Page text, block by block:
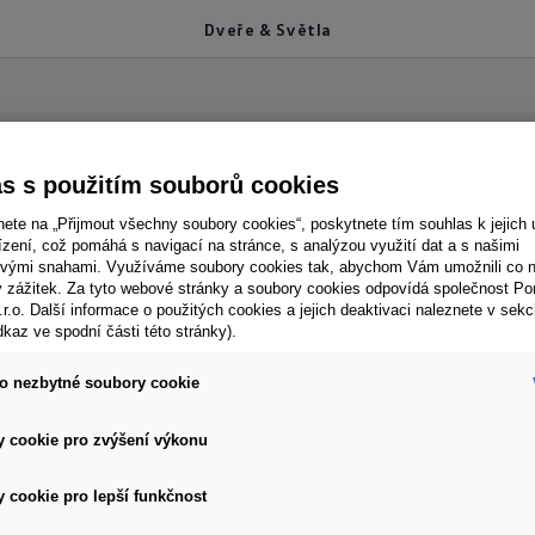
Dveře & Světla
světla?To se dá snadno zkontrolovat
domů a nejste si jisti, zda jste Vaše vozidlo
aplikace můžete totiž jednoduše a
importérem značky Volkswagen Užitkové vozy (Porsche
s použitím souborů cookies
na „Přijmout všechny soubory cookies“, poskytnete tím souhlas k jejich
což pomáhá s navigací na stránce, s analýzou využití dat a s našimi
snahami. Využíváme soubory cookies tak, abychom Vám umožnili co
zážitek. Za tyto webové stránky a soubory cookies odpovídá společnost
Další informace o použitých cookies a jejich deaktivaci naleznete v
ve spodní části této stránky).
nezbytné soubory cookie
cookie pro zvýšení výkonu
cookie pro lepší funkčnost